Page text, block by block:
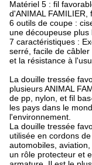
Matériel 5 : fil
d'ANIMAL FAMILIER,
6 outils de coupe :
une découpeuse
7 caractéristiques :
serré, facile de
et la résistance à
La douille tressée
plusieurs ANIMAL
de pp, nylon, et fil
les pays dans le
l'environnement.
La douille tressée
utilisée en cordons
automobiles,
un rôle protecteur et